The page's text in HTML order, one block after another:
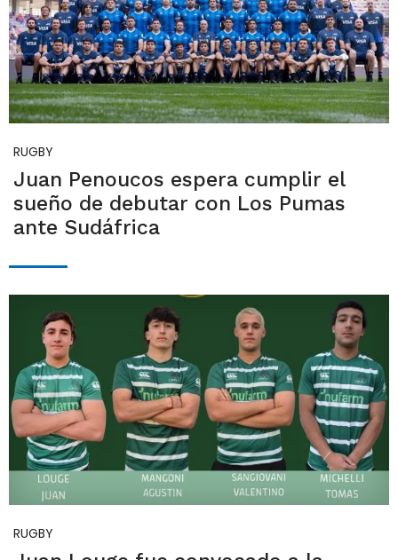
RUGBY
Juan Penoucos espera cumplir el
sueño de debutar con Los Pumas
ante Sudáfrica
RUGBY